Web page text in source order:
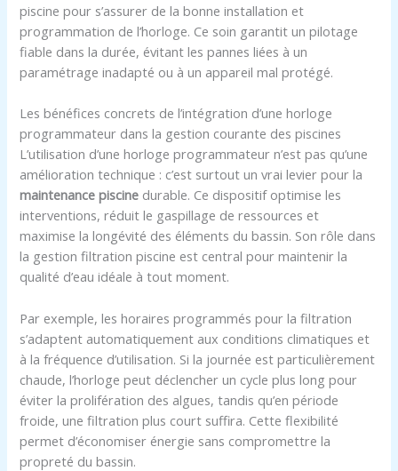
piscine pour s’assurer de la bonne installation et
programmation de l’horloge. Ce soin garantit un pilotage
fiable dans la durée, évitant les pannes liées à un
paramétrage inadapté ou à un appareil mal protégé.
Les bénéfices concrets de l’intégration d’une horloge
programmateur dans la gestion courante des piscines
L’utilisation d’une horloge programmateur n’est pas qu’une
amélioration technique : c’est surtout un vrai levier pour la
maintenance piscine durable. Ce dispositif optimise les
interventions, réduit le gaspillage de ressources et
maximise la longévité des éléments du bassin. Son rôle dans
la gestion filtration piscine est central pour maintenir la
qualité d’eau idéale à tout moment.
Par exemple, les horaires programmés pour la filtration
s’adaptent automatiquement aux conditions climatiques et
à la fréquence d’utilisation. Si la journée est particulièrement
chaude, l’horloge peut déclencher un cycle plus long pour
éviter la prolifération des algues, tandis qu’en période
froide, une filtration plus court suffira. Cette flexibilité
permet d’économiser énergie sans compromettre la
propreté du bassin.